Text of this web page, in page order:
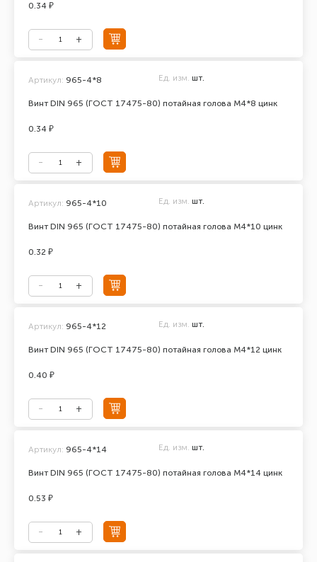
0.34 ₽
Винт DIN 965 (ГОСТ 17475-80) потайная голова М4*8 цинк
Артикул: 965-4*8 Ед. изм. шт.
0.34 ₽
Винт DIN 965 (ГОСТ 17475-80) потайная голова М4*10 цинк
Артикул: 965-4*10 Ед. изм. шт.
0.32 ₽
Винт DIN 965 (ГОСТ 17475-80) потайная голова М4*12 цинк
Артикул: 965-4*12 Ед. изм. шт.
0.40 ₽
Винт DIN 965 (ГОСТ 17475-80) потайная голова М4*14 цинк
Артикул: 965-4*14 Ед. изм. шт.
0.53 ₽